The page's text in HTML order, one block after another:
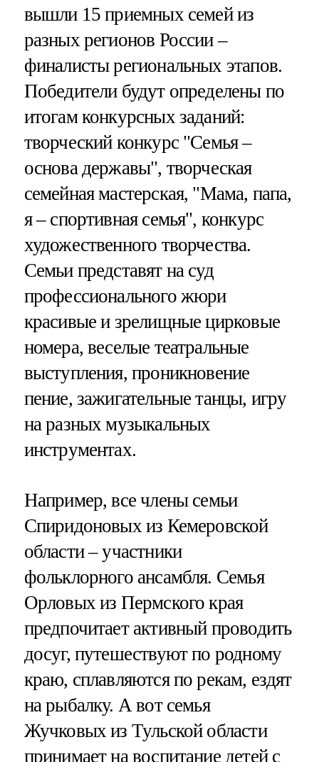
вышли 15 приемных семей из
разных регионов России –
финалисты региональных этапов.
Победители будут определены по
итогам конкурсных заданий:
творческий конкурс "Семья –
основа державы", творческая
семейная мастерская, "Мама, папа,
я – спортивная семья", конкурс
художественного творчества.
Семьи представят на суд
профессионального жюри
красивые и зрелищные цирковые
номера, веселые театральные
выступления, проникновение
пение, зажигательные танцы, игру
на разных музыкальных
инструментах.
Например, все члены семьи
Спиридоновых из Кемеровской
области – участники
фольклорного ансамбля. Семья
Орловых из Пермского края
предпочитает активный проводить
досуг, путешествуют по родному
краю, сплавляются по рекам, ездят
на рыбалку. А вот семья
Жучковых из Тульской области
принимает на воспитание детей с